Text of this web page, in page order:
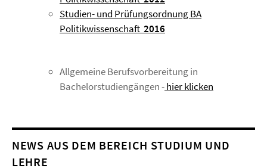
Studien- und Prüfungsordnung BA
Politikwissenschaft 2016
Allgemeine Berufsvorbereitung in
Bachelorstudiengängen -hier klicken
NEWS AUS DEM BEREICH STUDIUM UND
LEHRE